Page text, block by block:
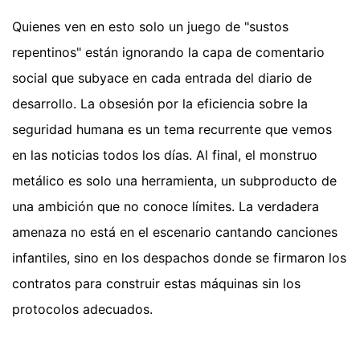
Quienes ven en esto solo un juego de "sustos
repentinos" están ignorando la capa de comentario
social que subyace en cada entrada del diario de
desarrollo. La obsesión por la eficiencia sobre la
seguridad humana es un tema recurrente que vemos
en las noticias todos los días. Al final, el monstruo
metálico es solo una herramienta, un subproducto de
una ambición que no conoce límites. La verdadera
amenaza no está en el escenario cantando canciones
infantiles, sino en los despachos donde se firmaron los
contratos para construir estas máquinas sin los
protocolos adecuados.